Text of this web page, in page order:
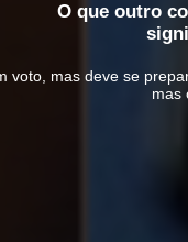
O que outro
voto, mas deve se
mas